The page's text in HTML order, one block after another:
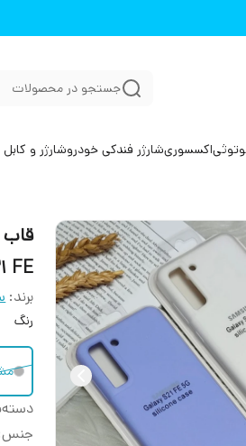
جستجو در محصولات
اکسسوریشارژر فندکی خودروشارژر و کابل
قاب
FE
برند:
رنگ
جنس